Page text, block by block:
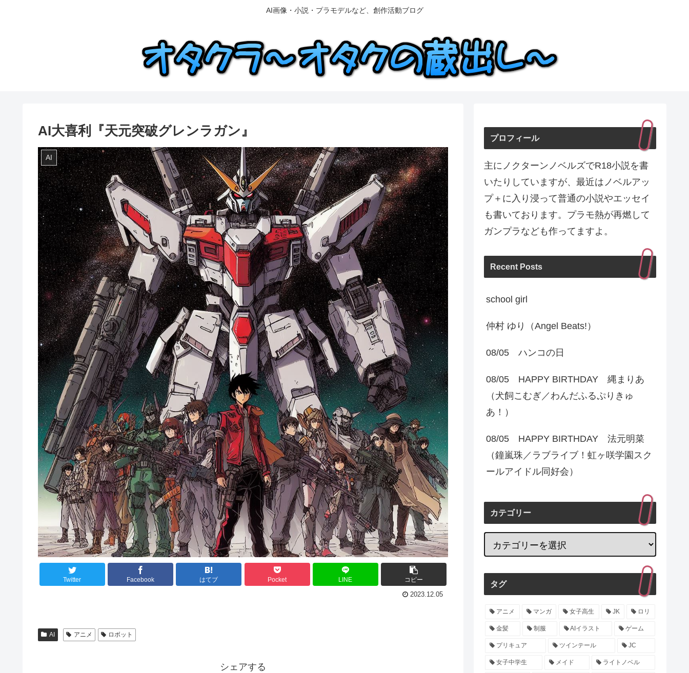
AI画像・小説・プラモデルなど、創作活動ブログ
AI大喜利『天元突破グレンラガン』
AI
Twitter Facebook はてブ Pocket LINE コピー
2023.12.05
AI アニメ ロボット
シェアする
プロフィール
主にノクターンノベルズでR18小説を書
いたりしていますが、最近はノベルアッ
プ＋に入り浸って普通の小説やエッセイ
も書いております。プラモ熱が再燃して
ガンプラなども作ってますよ。
Recent Posts
school girl
仲村 ゆり（Angel Beats!）
08/05 ハンコの日
08/05 HAPPY BIRTHDAY 縄まりあ
（犬飼こむぎ／わんだふるぷりきゅ
あ！）
08/05 HAPPY BIRTHDAY 法元明菜
（鐘嵐珠／ラブライブ！虹ヶ咲学園スク
ールアイドル同好会）
カテゴリー
タグ
アニメ マンガ 女子高生 JK ロリ
金髪 制服 AIイラスト ゲーム
プリキュア ツインテール JC
女子中学生 メイド ライトノベル